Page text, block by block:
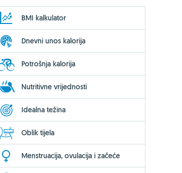
BMI kalkulator
Dnevni unos kalorija
Potrošnja kalorija
Nutritivne vrijednosti
Idealna težina
Oblik tijela
Menstruacija, ovulacija i začeće